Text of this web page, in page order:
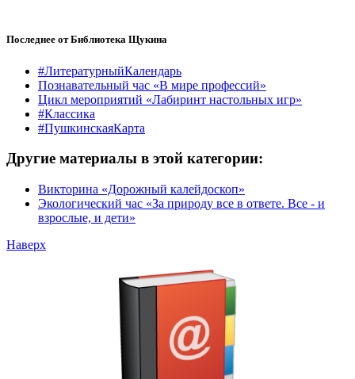
Последнее от Библиотека Щукина
#ЛитературныйКалендарь
Познавательный час «В мире профессий»
Цикл мероприятий «Лабиринт настольных игр»
#Классика
#ПушкинскаяКарта
Другие материалы в этой категории:
Викторина «Дорожный калейдоскоп»
Экологический час «За природу все в ответе. Все - и
взрослые, и дети»
Наверх